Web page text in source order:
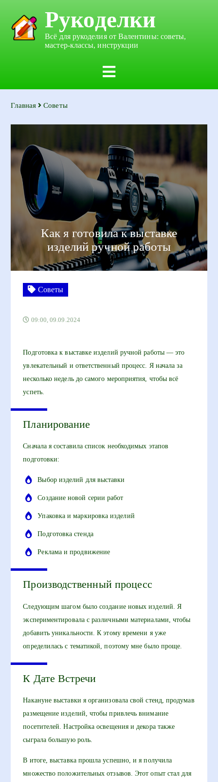
Рукоделки
Всё для рукоделия от Валентины: советы,
мастер-классы, инструкции
Главная Советы
Как я готовила к выставке
изделий ручной работы
Советы
09:00, 09.09.2024
Подготовка к выставке изделий ручной работы — это
увлекательный и ответственный процесс. Я начала за
несколько недель до самого мероприятия, чтобы всё
успеть.
Планирование
Сначала я составила список необходимых этапов
подготовки:
Выбор изделий для выставки
Создание новой серии работ
Упаковка и маркировка изделий
Подготовка стенда
Реклама и продвижение
Производственный процесс
Следующим шагом было создание новых изделий. Я
экспериментировала с различными материалами, чтобы
добавить уникальности. К этому времени я уже
определилась с тематикой, поэтому мне было проще.
К Дате Встречи
Накануне выставки я организовала свой стенд, продумав
размещение изделий, чтобы привлечь внимание
посетителей. Настройка освещения и декора также
сыграла большую роль.
В итоге, выставка прошла успешно, и я получила
множество положительных отзывов. Этот опыт стал для